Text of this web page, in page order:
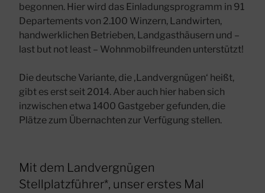
begonnen. Hier wird das Einladungsprogramm in 91
Departements von 2.100 Winzern, Landwirten,
handwerklichen Betrieben, Landgasthäusern und –
last but not least – Wohnmobilfreunden unterstützt!
Die deutsche Variante, die ‚Landvergnügen‘ heißt,
gibt es erst seit 2014. Aber auch hier haben sich
inzwischen etwa 1400 Gastgeber gefunden, die
Plätze zum Übernachten zur Verfügung stellen.
Mit dem Landvergnügen
Stellplatzführer*, unser erstes Mal